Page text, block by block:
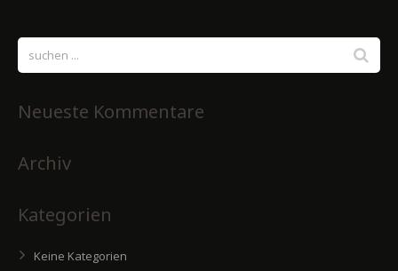
Neueste Kommentare
Archiv
Kategorien
Keine Kategorien